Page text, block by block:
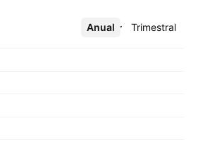
Anual Trimestral
Más